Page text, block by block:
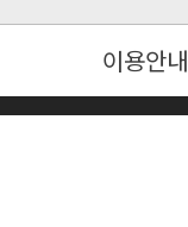
이용안내